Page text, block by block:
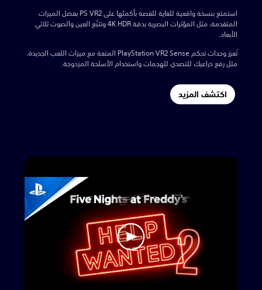
استمتع بنسخة واقعية للغاية للقصة بأكملها على PS VR2 بفضل الميزات
المتقدمة، مثل المؤثرات البصرية بدقة 4K HDR وتتبُّع العين والصوت ثلاثي
الأبعاد.
تُعزز وحدات تحكم PlayStation VR2 Sense المتعة مع ميزات اللعب الجديدة،
مثل رفع ذراعيك للتصدي للهجمات واستخدام الأسلحة المزدوجة.
اكتشف المزيد